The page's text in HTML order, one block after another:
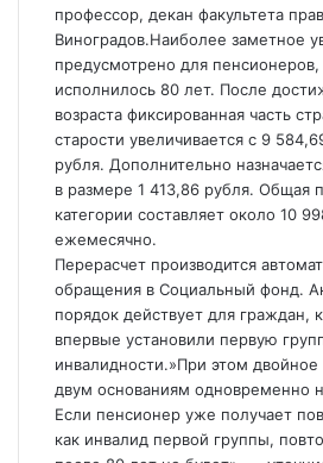
профессор, декан факультета
Виноградов.Наиболее заметное
предусмотрено для
исполнилось 80 лет. После
возраста фиксированная часть
старости увеличивается с 9
рубля. Дополнительно
в размере 1 413,86 рубля. Общая
категории составляет около 10
ежемесячно.
Перерасчет производится
обращения в Социальный фонд.
порядок действует для граждан,
впервые установили первую
инвалидности.»При этом
двум основаниям одновременно
Если пенсионер уже получает
как инвалид первой группы,